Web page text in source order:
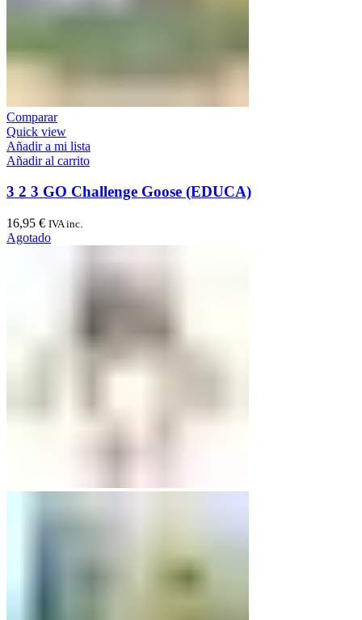
Comparar
Quick view
Añadir a mi lista
Añadir al carrito
3 2 3 GO Challenge Goose (EDUCA)
16,95 € IVA inc.
Agotado